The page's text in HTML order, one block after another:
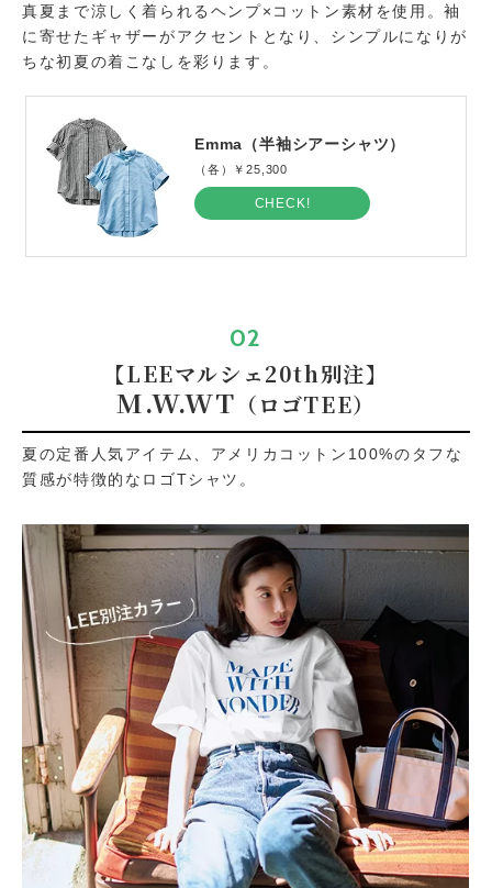
真夏まで涼しく着られるヘンプ×コットン素材を使用。袖
に寄せたギャザーがアクセントとなり、シンプルになりが
ちな初夏の着こなしを彩ります。
Emma（半袖シアーシャツ）
（各）￥25,300
CHECK!
02
【LEEマルシェ20th別注】
M.W.WT （ロゴTEE）
夏の定番人気アイテム、アメリカコットン100%のタフな
質感が特徴的なロゴTシャツ。